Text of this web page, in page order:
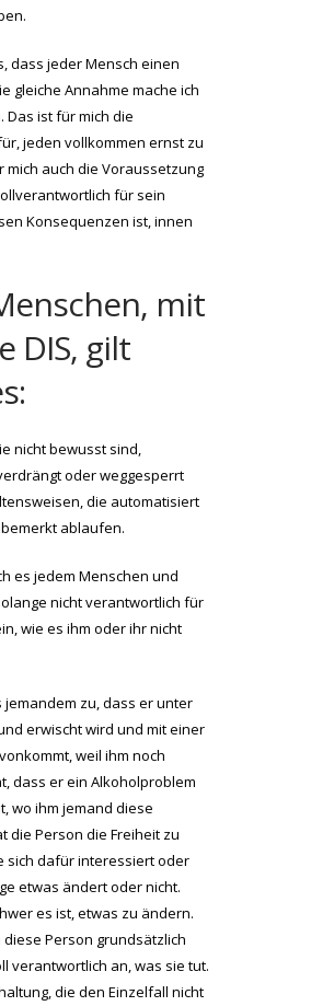
dass jeder Mensch einen
gleiche Annahme mache ich
ist für mich die
jeden vollkommen ernst zu
mich auch die Voraussetzung
für sein
Konsequenzen ist, innen
mit
DIS, gilt
nicht bewusst sind,
oder weggesperrt
die automatisiert
ablaufen.
es jedem Menschen und
nicht verantwortlich für
wie es ihm oder ihr nicht
jemandem zu, dass er unter
erwischt wird und mit einer
weil ihm noch
dass er ein Alkoholproblem
wo ihm jemand diese
die Person die Freiheit zu
sich dafür interessiert oder
etwas ändert oder nicht.
es ist, etwas zu ändern.
Person grundsätzlich
verantwortlich an, was sie tut.
die den Einzelfall nicht